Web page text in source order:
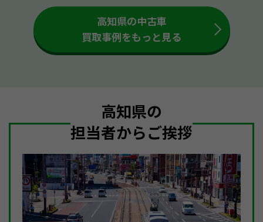
高知県の中古車
買取事例をもっと見る
高知県の
担当者からご挨拶